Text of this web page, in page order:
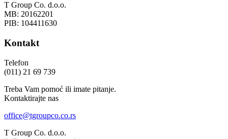
T Group Co. d.o.o.
MB: 20162201
PIB: 104411630
Kontakt
Telefon
(011) 21 69 739
Treba Vam pomoć ili imate pitanje.
Kontaktirajte nas
office@tgroupco.co.rs
T Group Co. d.o.o.